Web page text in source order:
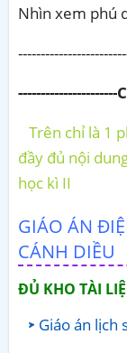
Nhìn xem phú
Trên chỉ là 1
đầy đủ nội
học kì II
GIÁO ÁN
CÁNH DIỀU
ĐỦ KHO TÀI
Giáo án lịch